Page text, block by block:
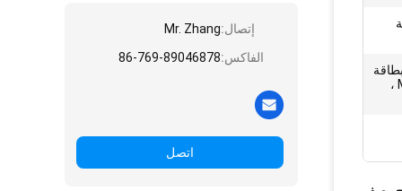
إتصال:Mr. Zhang
الفاكس:86-769-89046878
اتصل
، الجدار ، الهاتف المحمول ، MP3 ،